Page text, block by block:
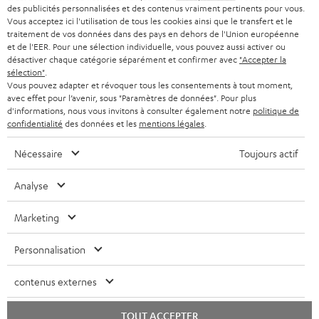
s
l
e
t
t
e
r
BLUETOOTH
CASQUES AUDIO
CASQUES BLUETOOTH AUDIO
SYSTEMES COMPLETS
ENCEINTES
ÉCOUTEURS INTRA-AURICULAIRES
FANSHOP
NOUVEAUTÉS
BLOG
NEWSLETTER
MAGASINS
AVANTAGES D’ACHAT
L’HISTOIRE DE TEUFEL
MANAGEMENT
DEVELOPPEMENT DURABLE
VALEURS
ACCESSIBILITÉ
SUISSE
PAYS-BAS
BELGIQUE
FRANCE
ESPAGNE
USA
Sous réserve de modifications techniques, de fautes de frappe et d’autres
livraison. D’éventuels frais d’élimination des batteries sont inclus dans le prix.
©2026 Lautsprecher Teufel GmbH - Tous droits réservés.
Politique de confidentialité
des publicités personnalisées et des contenus vraiment pertinents pour vous.
Vous acceptez ici l'utilisation de tous les cookies ainsi que le transfert et le
traitement de vos données dans des pays en dehors de l'Union européenne
et de l'EER. Pour une sélection individuelle, vous pouvez aussi activer ou
désactiver chaque catégorie séparément et confirmer avec "Accepter la
sélection"
Vous pouvez adapter et révoquer tous les consentements à tout moment,
avec effet pour l’avenir, sous "Paramètres de données". Pour plus
d'informations, nous vous invitons à consulter également notre politique de
confidentialité des données et les mentions légales
Nécessaire Toujours actif
Analyse
Marketing
Personnalisation
contenus externes
TOUT ACCEPTER